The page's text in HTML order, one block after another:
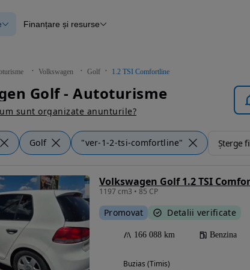
verificate
Blog Autovit.ro
Finanțare și resurse
Volkswagen Golf 1.2 TSI Comfortline
Golf - Autoturisme
sunt organizate anunturile?
Golf "ver-1-2-tsi-comfortline" Șterge
Volkswagen Golf 1.2 TSI
1197 cm3 • 85 CP
Promovat Detalii verificate
166 088 km Benzina
Buzias (Timis)